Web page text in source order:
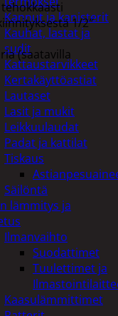
Kannut ja kanisterit
Kauhat, lastat ja
sudit
Kattaustarvikkeet
Kertakäyttöastiat
Lautaset
Lasit ja mukit
Leikkuulaudat
Padat ja kattilat
Tiskaus
Säilöntä
lämmitys ja
Ilmanvaihto
Suodattimet
Tuulettimet ja
Kaasulämmittimet
1/2″
(saatavilla